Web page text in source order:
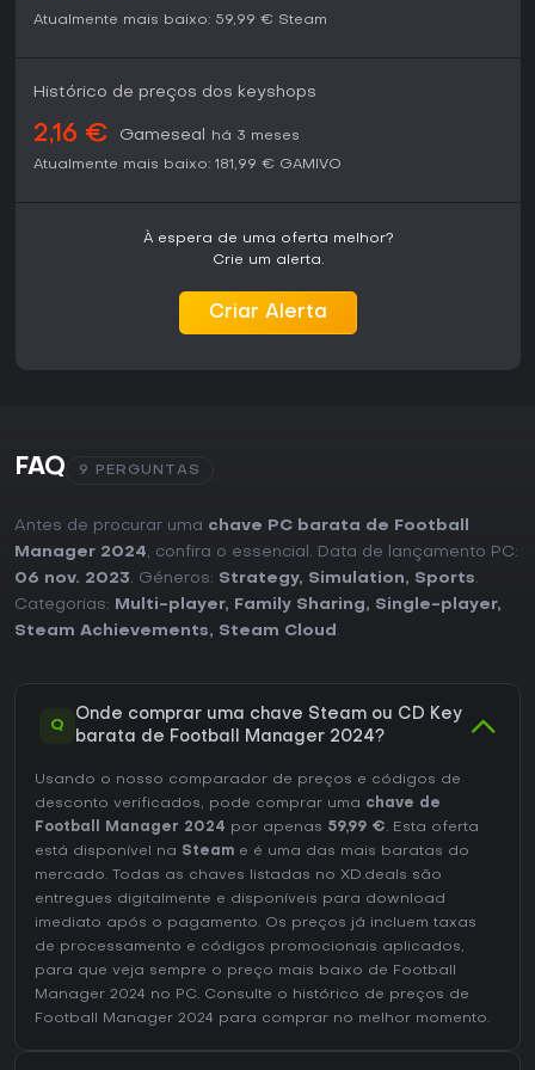
Atualmente mais baixo: 59,99 € Steam
Histórico de preços dos keyshops
2,16 € Gameseal
há 3 meses
Atualmente mais baixo: 181,99 € GAMIVO
À espera de uma oferta melhor?
Crie um alerta.
Criar Alerta
FAQ 9 PERGUNTAS
Antes de procurar uma chave PC barata de Football
Manager 2024, confira o essencial. Data de lançamento PC:
06 nov. 2023. Géneros: Strategy, Simulation, Sports.
Categorias:
Multi-player, Family Sharing, Single-player,
Steam Achievements, Steam Cloud .
Q
Onde comprar uma chave Steam ou CD Key
barata de Football Manager 2024?
Usando o nosso comparador de preços e códigos de
desconto verificados, pode comprar uma chave de
Football Manager 2024 por apenas 59,99 €. Esta oferta
está disponível na Steam e é uma das mais baratas do
mercado. Todas as chaves listadas no XD.deals são
entregues digitalmente e disponíveis para download
imediato após o pagamento. Os preços já incluem taxas
de processamento e códigos promocionais aplicados,
para que veja sempre o preço mais baixo de Football
Manager 2024 no PC. Consulte o histórico de preços de
Football Manager 2024 para comprar no melhor momento.